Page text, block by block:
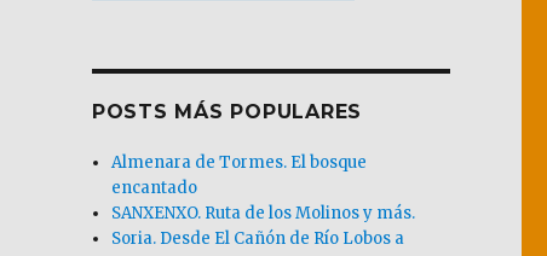
POSTS MÁS POPULARES
Almenara de Tormes. El bosque
encantado
SANXENXO. Ruta de los Molinos y más.
Soria. Desde El Cañón de Río Lobos a